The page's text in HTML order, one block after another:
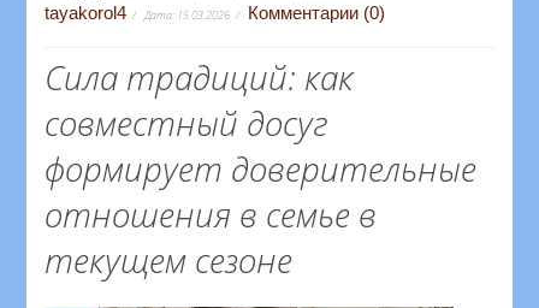
tayakorol4 Дата: 15.03.2026 Комментарии (0)
Сила традиций: как
совместный досуг
формирует доверительные
отношения в семье в
текущем сезоне